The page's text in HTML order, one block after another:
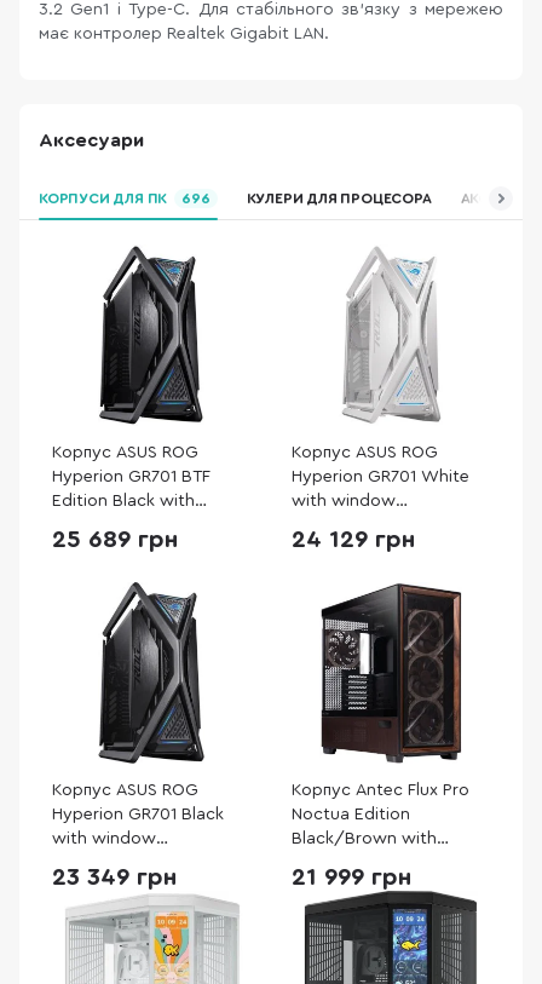
3.2 Gen1 і Type-C. Для стабільного зв'язку з мережею
має контролер Realtek Gigabit LAN.
Аксесуари
КОРПУСИ ДЛЯ ПК 696 КУЛЕРИ ДЛЯ ПРОЦЕСОРА
Корпус ASUS ROG
Hyperion GR701 BTF
Edition Black with
B39020)
25 689 грн
Корпус ASUS ROG
Hyperion GR701 White
with window
24 129 грн
Корпус ASUS ROG
Hyperion GR701 Black
with window
23 349 грн
Корпус Antec Flux Pro
Noctua Edition
Black/Brown with
Noctua Edition)
21 999 грн